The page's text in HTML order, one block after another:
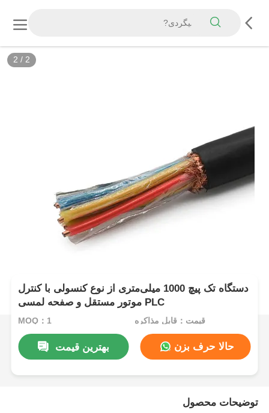
2 / 2
دستگاه تک پیچ 1000 میلی‌متری از نوع کنسولی با کنترل
موتور مستقل و صفحه لمسی PLC
MOQ：1 قیمت：قابل مذاکره
بهترین قیمت حالا حرف بزن
توضیحات محصول